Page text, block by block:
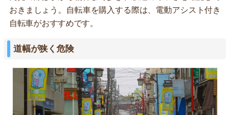
おきましょう。自転車を購入する際は、電動アシスト付き
自転車がおすすめです。
道幅が狭く危険